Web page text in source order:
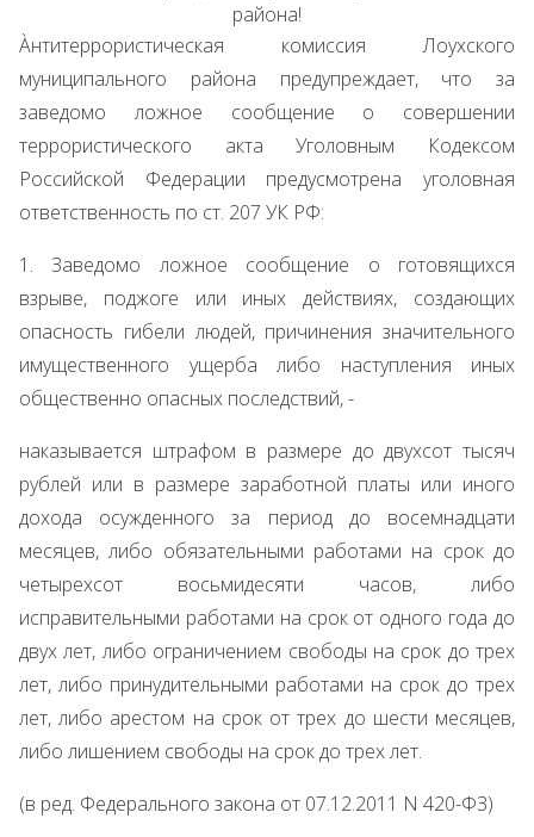
района!
Àнтитеррористическая комиссия Лоухского
муниципального района предупреждает, что за
заведомо ложное сообщение о совершении
террористического акта Уголовным Кодексом
Российской Федерации предусмотрена уголовная
ответственность по ст. 207 УК РФ:
1. Заведомо ложное сообщение о готовящихся
взрыве, поджоге или иных действиях, создающих
опасность гибели людей, причинения значительного
имущественного ущерба либо наступления иных
общественно опасных последствий, -
наказывается штрафом в размере до двухсот тысяч
рублей или в размере заработной платы или иного
дохода осужденного за период до восемнадцати
месяцев, либо обязательными работами на срок до
четырехсот восьмидесяти часов, либо
исправительными работами на срок от одного года до
двух лет, либо ограничением свободы на срок до трех
лет, либо принудительными работами на срок до трех
лет, либо арестом на срок от трех до шести месяцев,
либо лишением свободы на срок до трех лет.
(в ред. Федерального закона от 07.12.2011 N 420-ФЗ)